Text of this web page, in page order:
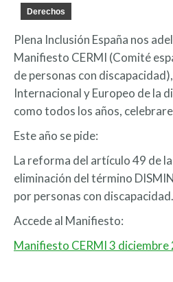
Derechos
Plena Inclusión España nos
Manifiesto CERMI (Comité
de personas con
Internacional y Europeo de la
como todos los años,
Este año se pide:
La reforma del artículo 49 de
eliminación del término
por personas con discapacidad.
Accede al Manifiesto:
Manifiesto CERMI 3 diciembre